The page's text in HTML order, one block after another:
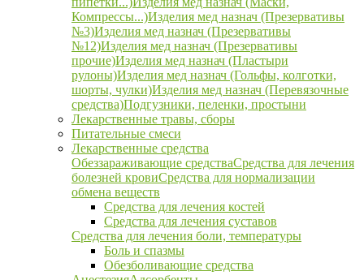
Компрессы...)Изделия мед назнач (Презервативы
№3)Изделия мед назнач (Презервативы
№12)Изделия мед назнач (Презервативы
прочие)Изделия мед назнач (Пластыри
рулоны)Изделия мед назнач (Гольфы, колготки,
шорты, чулки)Изделия мед назнач (Перевязочные
средства)Подгузники, пеленки, простыни
Лекарственные травы, сборы
Питательные смеси
Лекарственные средства
Обеззараживающие средстваСредства для лечения
болезней кровиСредства для нормализации
обмена веществ
Средства для лечения костей
Средства для лечения суставов
Средства для лечения боли, температуры
Боль и спазмы
Обезболивающие средства